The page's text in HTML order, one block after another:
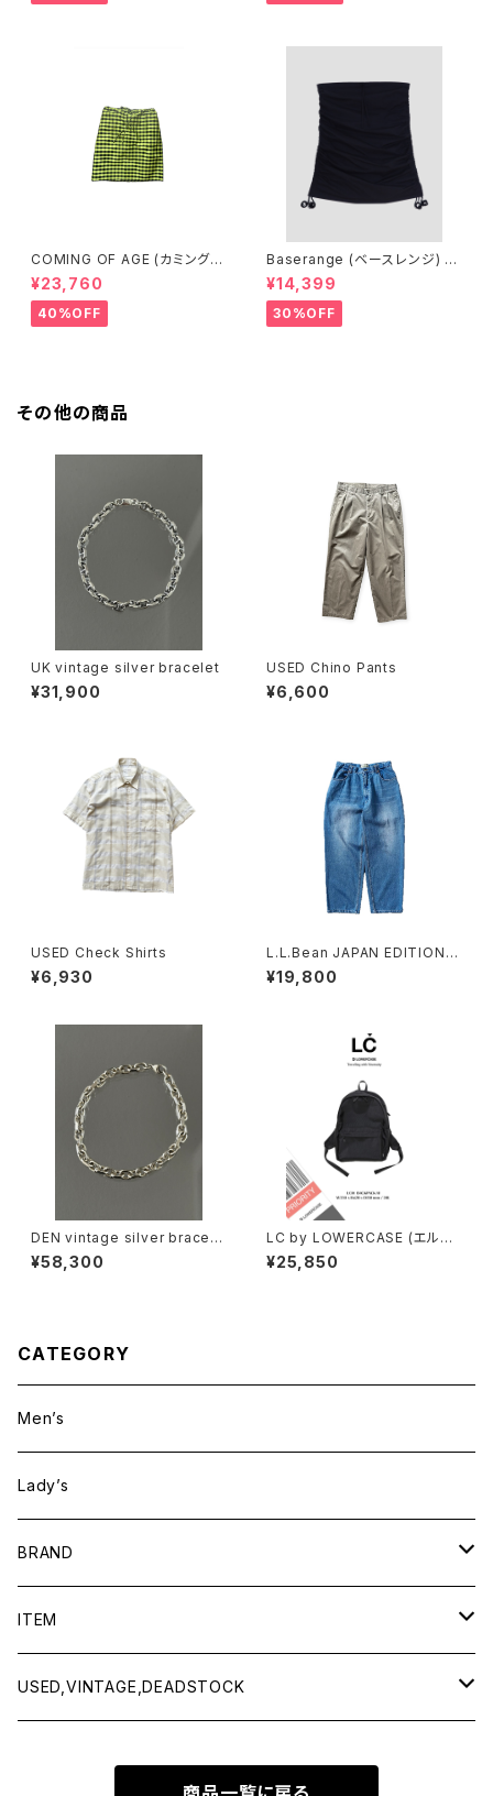
COMING OF AGE (カミングオ
ブエイジ) DRAWSTRING MID
I SKIRT（GINGHAM LIME/BL
ACK）
¥23,760
40%OFF
Baserange (ベースレンジ) PI
CTORIAL SKIRT (BLACK)
¥14,399
30%OFF
その他の商品
UK vintage silver bracelet
¥31,900
USED Chino Pants
¥6,600
USED Check Shirts
¥6,930
L.L.Bean JAPAN EDITION
(エルエルビーン ジャパンエディ
ション) Men's Dexter Comf
¥19,800
DEN vintage silver bracele
t
¥58,300
LC by LOWERCASE (エルシ
ーバイロウワーケース) LC01 B
ACKPACK M 20L バックパック
¥25,850
CATEGORY
Men’s
Lady’s
BRAND
BAICYCLON by bagjack
Baserange
ITEM
Men
USED,VINTAGE,DEADSTOCK